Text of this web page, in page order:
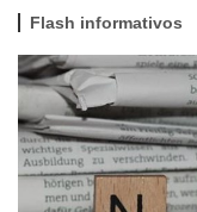
Flash informativos